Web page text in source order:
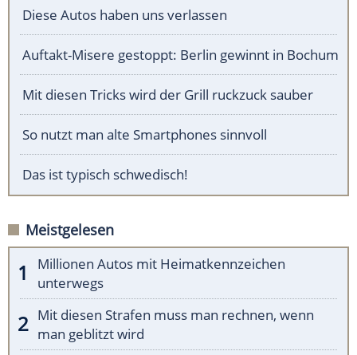
Diese Autos haben uns verlassen
Auftakt-Misere gestoppt: Berlin gewinnt in Bochum
Mit diesen Tricks wird der Grill ruckzuck sauber
So nutzt man alte Smartphones sinnvoll
Das ist typisch schwedisch!
Meistgelesen
Millionen Autos mit Heimatkennzeichen
unterwegs
Mit diesen Strafen muss man rechnen, wenn
man geblitzt wird